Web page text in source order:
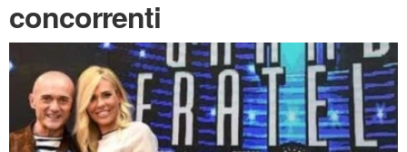
concorrenti